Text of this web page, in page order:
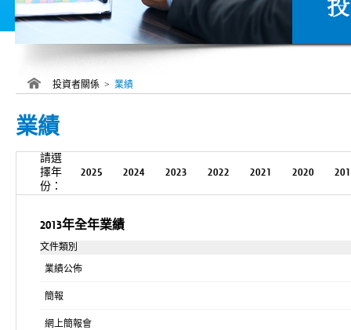
投資者關係 > 業績
業績
請選
擇年
份：
2025 2024 2023 2022 2021 2020
2013年全年業績
文件類別
業績公佈
簡報
網上簡報會